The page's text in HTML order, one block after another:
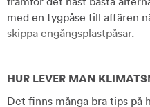
med en tygpåse till affären
skippa engångsplastpåsar.
HUR LEVER MAN
Det finns många bra tips på